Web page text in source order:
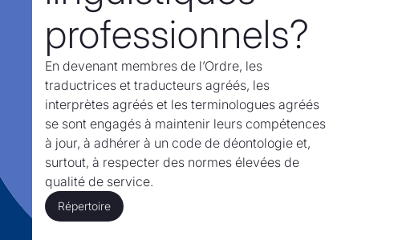
professionnels?
En devenant membres de l’Ordre, les
traductrices et traducteurs agréés, les
interprètes agréés et les terminologues agréés
se sont engagés à maintenir leurs compétences
à jour, à adhérer à un code de déontologie et,
surtout, à respecter des normes élevées de
qualité de service.
Répertoire
Répertoire